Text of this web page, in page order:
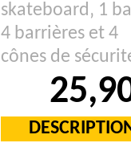
skateboard‚ 1
4 barrières et 4
cônes de